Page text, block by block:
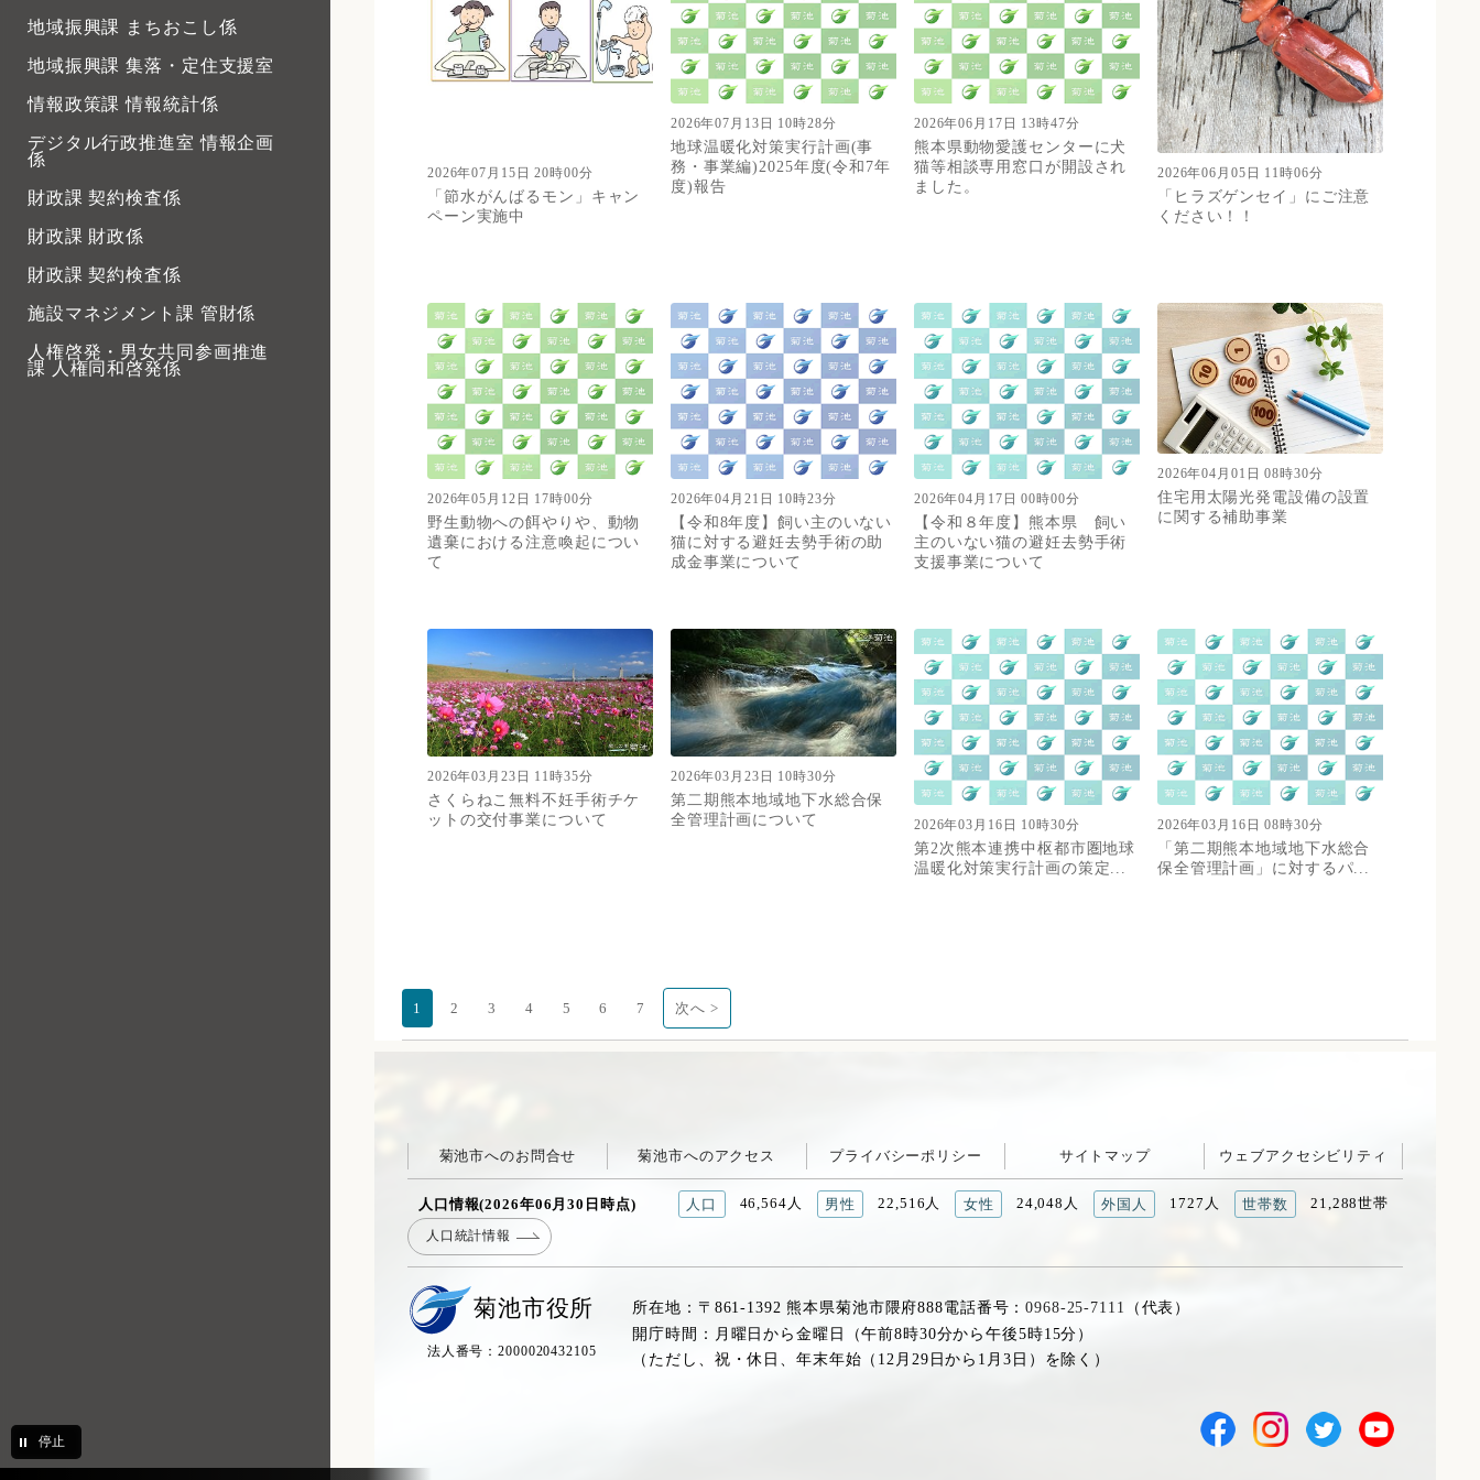
地域振興課 まちおこし係
地域振興課 集落・定住支援室
情報政策課 情報統計係
デジタル行政推進室 情報企画
係
財政課 契約検査係
財政課 財政係
財政課 契約検査係
施設マネジメント課 管財係
人権啓発・男女共同参画推進
課 人権同和啓発係
係
子育て支援課 子育て支援係
停止
2026年07月15日 20時00分
「節水がんばるモン」キャン
ペーン実施中
2026年07月13日 10時28分
地球温暖化対策実行計画(事
務・事業編)2025年度(令和7年
度)報告
2026年06月17日 13時47分
熊本県動物愛護センターに犬
猫等相談専用窓口が開設され
ました。
2026年06月05日 11時06分
「ヒラズゲンセイ」にご注意
ください！！
2026年05月12日 17時00分
野生動物への餌やりや、動物
遺棄における注意喚起につい
て
2026年04月21日 10時23分
【令和8年度】飼い主のいない
猫に対する避妊去勢手術の助
成金事業について
2026年04月17日 00時00分
【令和８年度】熊本県 飼い
主のいない猫の避妊去勢手術
支援事業について
2026年04月01日 08時30分
住宅⽤太陽光発電設備の設置
に関する補助事業
2026年03月23日 11時35分
さくらねこ無料不妊手術チケ
ットの交付事業について
2026年03月23日 10時30分
第二期熊本地域地下水総合保
全管理計画について
2026年03月16日 10時30分
第2次熊本連携中枢都市圏地球
温暖化対策実行計画の策定...
2026年03月16日 08時30分
「第二期熊本地域地下水総合
保全管理計画」に対するパ...
1 2 3 4 5 6 7 次へ >
菊池市へのお問合せ 菊池市へのアクセス プライバシーポリシー サイトマップ ウェブアクセシビリティ
人口情報(2026年06月30日時点) 人口 46,564人 男性 22,516人 女性 24,048人 外国人 1727人 世帯数 21,288世帯
人口統計情報
菊池市役所
法人番号：2000020432105
所在地：〒861-1392 熊本県菊池市隈府888電話番号：0968-25-7111
（代表）
開庁時間：月曜日から金曜日（午前8時30分から午後5時15分）
（ただし、祝・休日、年末年始（12月29日から1月3日）を除く）